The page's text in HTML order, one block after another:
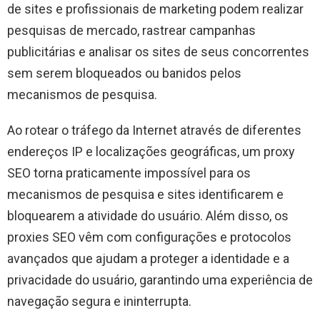
de sites e profissionais de marketing podem realizar
pesquisas de mercado, rastrear campanhas
publicitárias e analisar os sites de seus concorrentes
sem serem bloqueados ou banidos pelos
mecanismos de pesquisa.
Ao rotear o tráfego da Internet através de diferentes
endereços IP e localizações geográficas, um proxy
SEO torna praticamente impossível para os
mecanismos de pesquisa e sites identificarem e
bloquearem a atividade do usuário. Além disso, os
proxies SEO vêm com configurações e protocolos
avançados que ajudam a proteger a identidade e a
privacidade do usuário, garantindo uma experiência de
navegação segura e ininterrupta.